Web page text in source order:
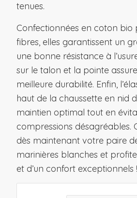
tenues.
Confectionnées en coton bio
fibres, elles garantissent un
une bonne résistance à
sur le talon et la pointe
meilleure durabilité. Enfin,
haut de la chaussette en nid
maintien optimal tout en
compressions désagréables.
dès maintenant votre paire
marinières blanches et
et d’un confort exceptionnels !